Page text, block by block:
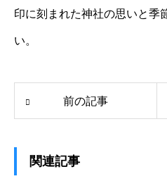
印に刻まれた神社の思いと季
い。
前の記事
関連記事